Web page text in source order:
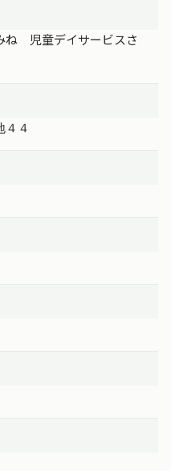
ね 児童デイサービスさ
４４